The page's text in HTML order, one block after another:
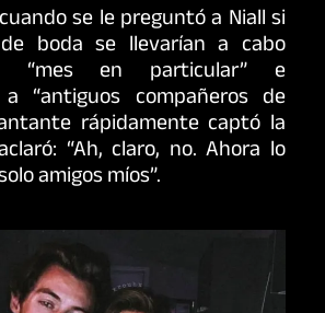
se le preguntó a Niall si
boda se llevarían a cabo
“mes en particular” e
“antiguos compañeros de
rápidamente captó la
“Ah, claro, no. Ahora lo
amigos míos”.